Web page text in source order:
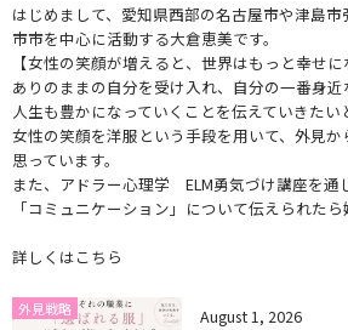
はじめまして、愛知県西部の名古屋市や津島
市市を中心に活動する大倉恵美です。
【女性の笑顔が増えると、世界はもっと幸せに
ありのままの自分を受け入れ、自分の一番身近
人生も豊かになっていくことを伝えていきたい
女性の笑顔を洋服という手段を用いて、外見
思っています。
また、アドラー心理学 ELM勇気づけ講座を通
「コミュニケーション」について伝えられたら
詳しくはこちら
外見戦略 August 1 , 2026